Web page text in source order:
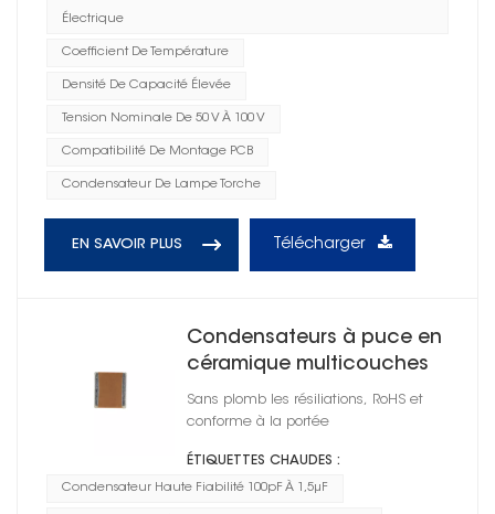
Électrique
Coefficient De Température
Densité De Capacité Élevée
Tension Nominale De 50 V À 100 V
Compatibilité De Montage PCB
Condensateur De Lampe Torche
EN SAVOIR PLUS Télécharger
Condensateurs à puce en
céramique multicouches
haute tension
Sans plomb les résiliations, RoHS et
conforme à la portée
ÉTIQUETTES CHAUDES :
Condensateur Haute Fiabilité 100pF À 1,5μF